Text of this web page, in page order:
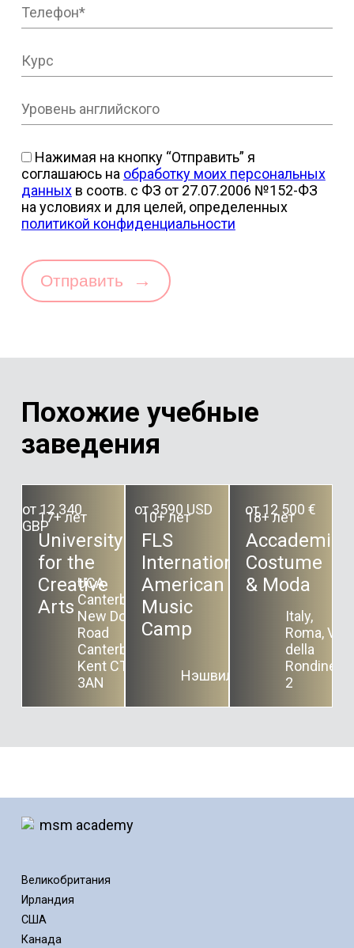
Нажимая на кнопку “Отправить” я
соглашаюсь на обработку моих персональных
данныхв соотв. с ФЗ от 27.07.2006 №152-ФЗ
на условиях и для целей, определенных
политикой конфиденциальности
Отправить →
Похожие учебные
заведения
17+ лет
University
for the
Creative
Arts
от 12 340
GBP
UCA
Canterbury
New Dover
Road
Canterbury
Kent CT1
3AN
10+ лет
FLS
International
American
Music
Camp
от 3590 USD
Нэшвилл
18+ лет
Accademia
Costume
& Moda
от 12 500 €
Italy,
Roma, Via
della
Rondinella,
2
Великобритания
Ирландия
США
Канада